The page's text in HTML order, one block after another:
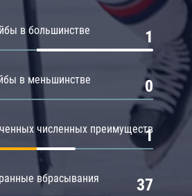
в большинстве 1
в меньшинстве 0
численных преимуществ
1
вбрасывания 37